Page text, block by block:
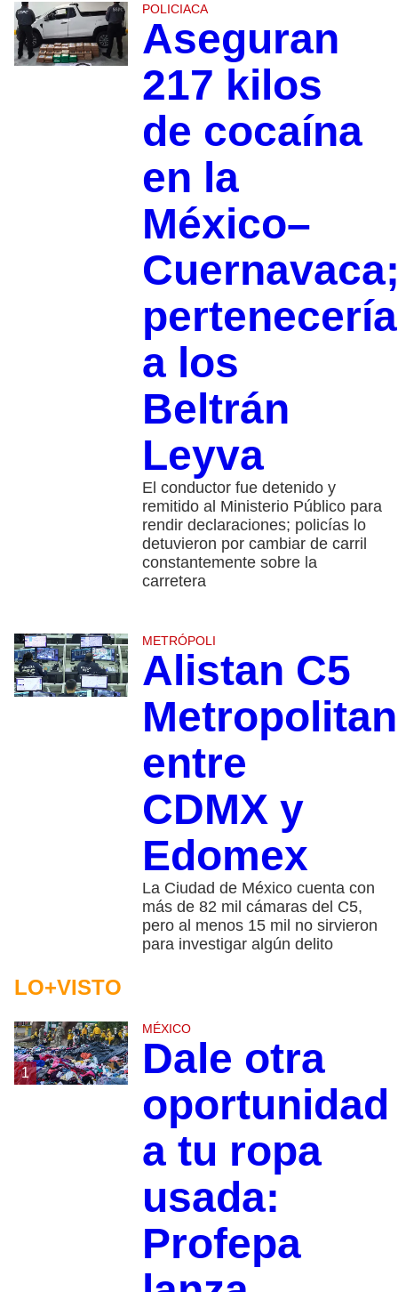
POLICIACA
Aseguran
217 kilos
de cocaína
en la
México–
pertenecería
a los
Beltrán
Leyva
El conductor fue detenido y
remitido al Ministerio Público para
rendir declaraciones; policías lo
detuvieron por cambiar de carril
constantemente sobre la
carretera
METRÓPOLI
Alistan C5
entre
CDMX y
Edomex
La Ciudad de México cuenta con
más de 82 mil cámaras del C5,
pero al menos 15 mil no sirvieron
para investigar algún delito
LO+VISTO
1
MÉXICO
Dale otra
oportunidad
a tu ropa
usada:
Profepa